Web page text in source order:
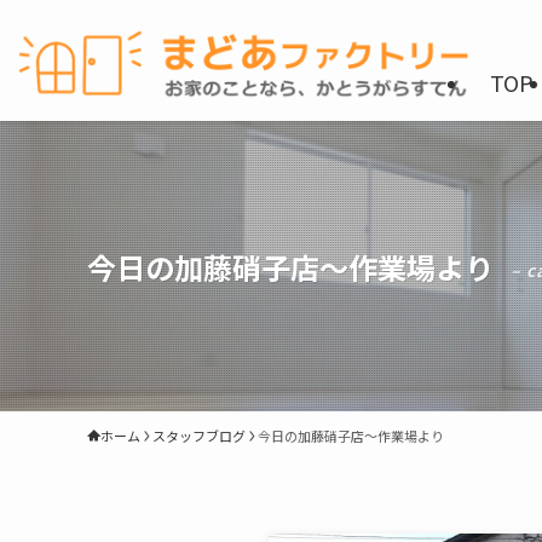
TOP
今日の加藤硝子店〜作業場より –
ホーム スタッフブログ 今日の加藤硝子店〜作業場より